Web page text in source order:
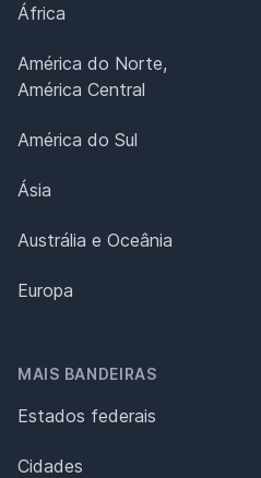
África
América do Norte,
América Central
América do Sul
Ásia
Austrália e Oceânia
Europa
MAIS BANDEIRAS
Estados federais
Cidades